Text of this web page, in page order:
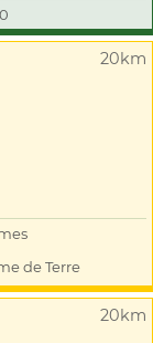
20km
de Terre
20km